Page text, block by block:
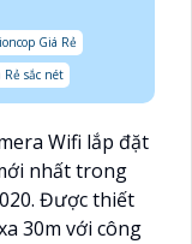
Giá Rẻ
Rẻ sắc nét
Wifi lắp đặt
nhất trong
Được thiết
30m với công